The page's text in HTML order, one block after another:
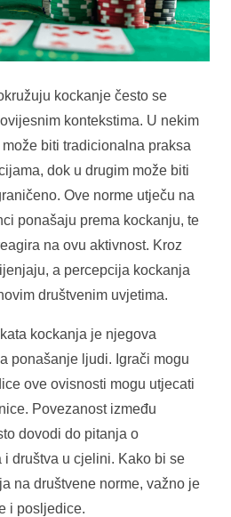
kockanje često se
kontekstima. U nekim
biti tradicionalna praksa
dok u drugim može biti
Ove norme utječu na
ponašaju prema kockanju, te
na ovu aktivnost. Kroz
a percepcija kockanja
društvenim uvjetima.
kockanja je njegova
ponašanje ljudi. Igrači mogu
ove ovisnosti mogu utjecati
Povezanost između
dovodi do pitanja o
društva u cjelini. Kako bi se
na društvene norme, važno je
i posljedice.